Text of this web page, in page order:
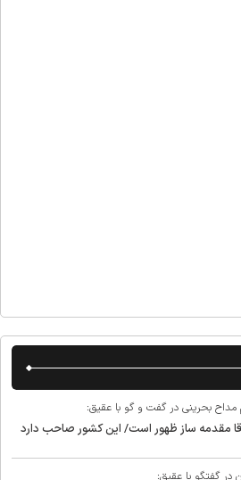
بحرینی در گفت و گو با عقیق:
مقدمه ساز ظهور است/ این کشور صاحب دارد
گفتگو با عقیق: